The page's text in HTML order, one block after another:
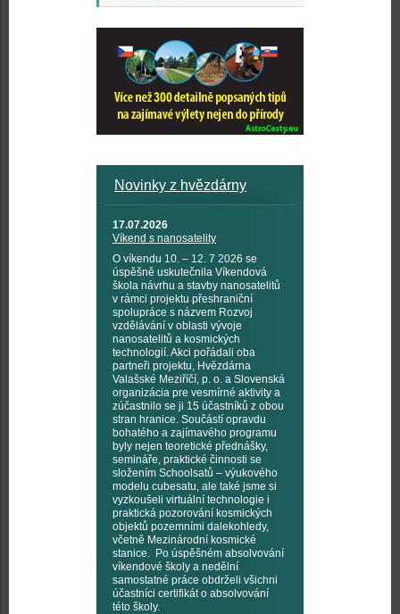
Novinky z hvězdárny
17.07.2026
Víkend s nanosatelity
O víkendu 10. – 12. 7 2026 se
úspěšně uskutečnila Víkendová
škola návrhu a stavby nanosatelitů
v rámci projektu přeshraniční
spolupráce s názvem Rozvoj
vzdělávání v oblasti vývoje
nanosatelitů a kosmických
technologií. Akci pořádali oba
partneři projektu, Hvězdárna
Valašské Meziříčí, p. o. a Slovenská
organizácia pre vesmírné aktivity a
zúčastnilo se ji 15 účastníků z obou
stran hranice. Součástí opravdu
bohatého a zajímavého programu
byly nejen teoretické přednášky,
semináře, praktické činnosti se
složením Schoolsatů – výukového
modelu cubesatu, ale také jsme si
vyzkoušeli virtuální technologie i
praktická pozorování kosmických
objektů pozemními dalekohledy,
včetně Mezinárodní kosmické
stanice. Po úspěšném absolvování
víkendové školy a nedělní
samostatné práce obdrželi všichni
účastníci certifikát o absolvování
této školy.